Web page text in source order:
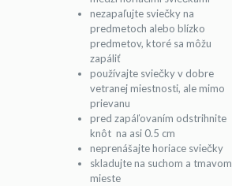
nezapaľujte sviečky na
predmetoch alebo blízko
predmetov, ktoré sa môžu
zapáliť
používajte sviečky v dobre
vetranej miestnosti, ale mimo
prievanu
pred zapáľovaním odstrihnite
knôt na asi 0.5 cm
neprenášajte horiace sviečky
skladujte na suchom a tmavom
mieste